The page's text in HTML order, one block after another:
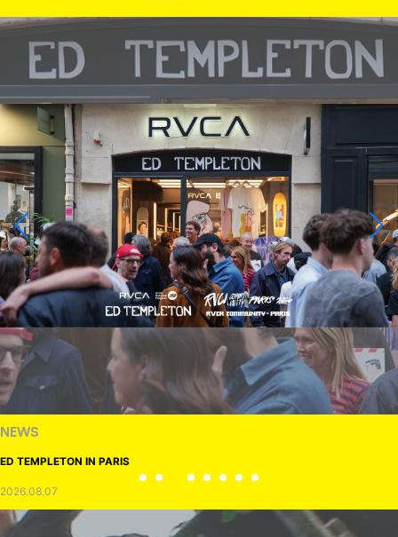
NEWS
ED TEMPLETON IN PARIS
2026.08.07